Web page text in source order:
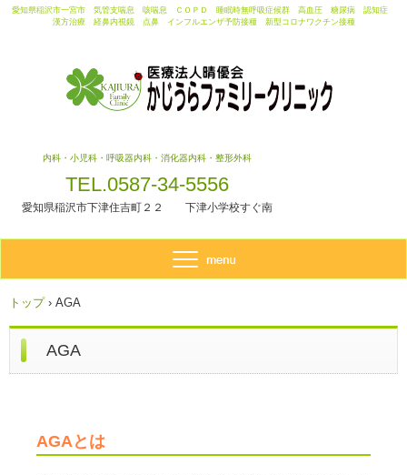
愛知県稲沢市一宮市 気管支喘息 咳喘息 ＣＯＰＤ 睡眠時無呼吸症候群 高血圧 糖尿病 認知症
漢方治療 経鼻内視鏡 点鼻 インフルエンザ予防接種 新型コロナワクチン接種
内科・小児科・呼吸器内科・消化器内科・整形外科
TEL.0587-34-5556
愛知県稲沢市下津住吉町２２ 下津小学校すぐ南
トップ › AGA
AGA
AGAとは